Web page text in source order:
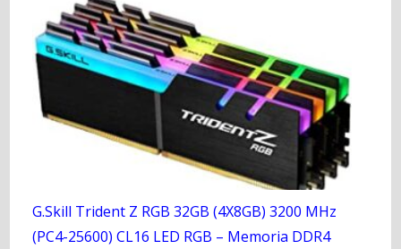
G.Skill Trident Z RGB 32GB (4X8GB) 3200 MHz
(PC4-25600) CL16 LED RGB – Memoria DDR4